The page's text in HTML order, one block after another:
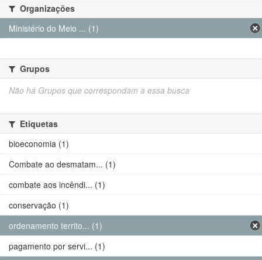
Organizações
Ministério do Meio ... (1)
Grupos
Não há Grupos que correspondam a essa busca
Etiquetas
bioeconomia (1)
Combate ao desmatam... (1)
combate aos incêndi... (1)
conservação (1)
ordenamento territo... (1)
pagamento por servi... (1)